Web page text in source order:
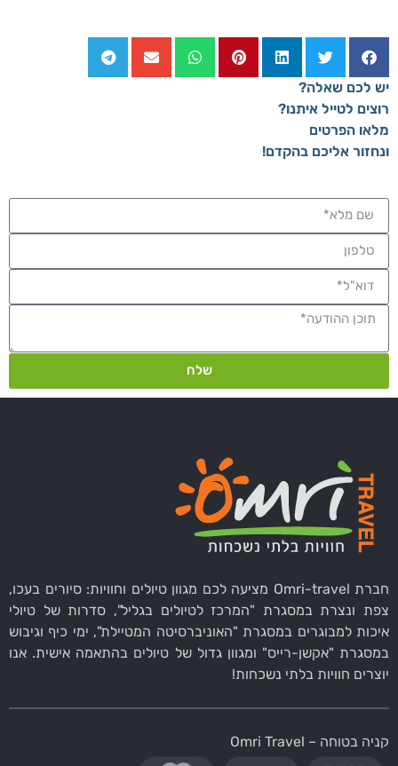
יש לכם שאלה?
רוצים לטייל איתנו?
מלאו הפרטים
ונחזור אליכם בהקדם!
שלח
חברת Omri-travel מציעה לכם מגוון טיולים וחוויות: סיורים בעכו,
צפת ונצרת במסגרת "המרכז לטיולים בגליל", סדרות של טיולי
איכות למבוגרים במסגרת "האוניברסיטה המטיילת", ימי כיף וגיבוש
במסגרת "אקשן-רייס" ומגוון גדול של טיולים בהתאמה אישית. אנו
יוצרים חוויות בלתי נשכחות!
קניה בטוחה – Omri Travel